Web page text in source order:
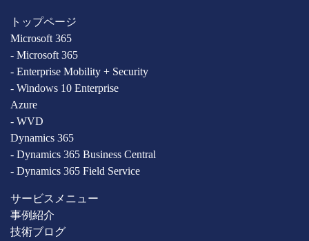
トップページ
Microsoft 365
- Microsoft 365
- Enterprise Mobility + Security
- Windows 10 Enterprise
Azure
- WVD
Dynamics 365
- Dynamics 365 Business Central
- Dynamics 365 Field Service
サービスメニュー
事例紹介
技術ブログ